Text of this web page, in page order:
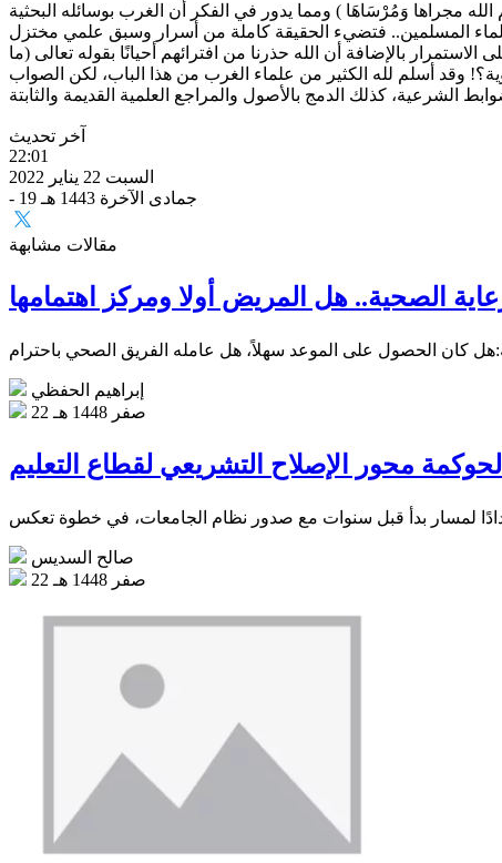
مجراها وَمُرْسَاهَا ) ومما يدور في الفكر أن الغرب بوسائله البحثية
علماء المسلمين.. فتضيء الحقيقة كاملة من أسرار وسبق علمي مختزل
بالإضافة أن الله حذرنا من افترائهم أحيانًا بقوله تعالى (ما
وقد أسلم لله الكثير من علماء الغرب من هذا الباب، لكن الصواب
آخر تحديث
22:01
السبت 22 يناير 2022
- 19 جمادى الآخرة 1443 هـ
مقالات مشابهة
الصحية.. هل المريض أولا ومركز اهتمامها
إبراهيم الحفظي
22 صفر 1448 هـ
الحوكمة محور الإصلاح التشريعي لقطاع التعليم
صالح السديس
22 صفر 1448 هـ